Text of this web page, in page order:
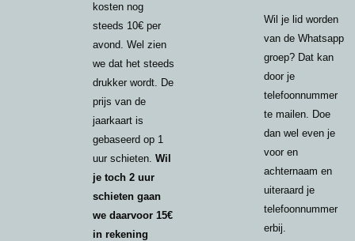
kosten nog
steeds 10€ per
avond. Wel zien
we dat het steeds
drukker wordt. De
prijs van de
jaarkaart is
gebaseerd op 1
uur schieten. Wil
je toch 2 uur
schieten gaan
we daarvoor 15€
in rekening
Wil je lid worden
van de Whatsapp
groep? Dat kan
door je
telefoonnummer
te mailen. Doe
dan wel even je
voor en
achternaam en
uiteraard je
telefoonnummer
erbij.